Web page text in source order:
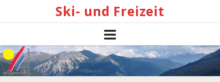
Ski- und Freizeit